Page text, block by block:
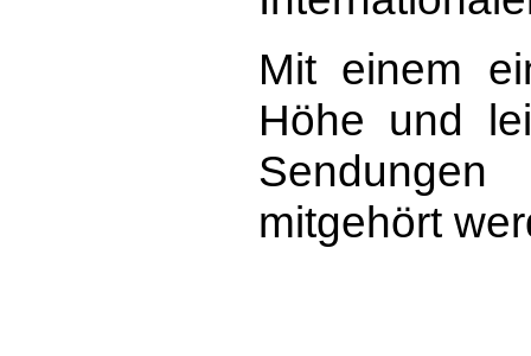
Mit einem
Höhe und
mitgehört